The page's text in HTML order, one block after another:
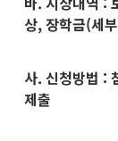
상, 장학금(세
사. 신청방법 :
제출